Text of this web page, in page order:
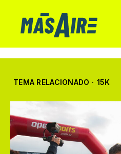
TEMA RELACIONADO · 15K